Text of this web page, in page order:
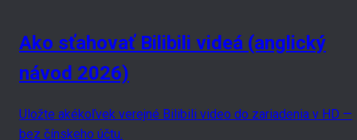
Ako sťahovať Bilibili videá (anglický
návod 2026)
Uložte akékoľvek verejné Bilibili video do zariadenia v HD —
bez čínskeho účtu.